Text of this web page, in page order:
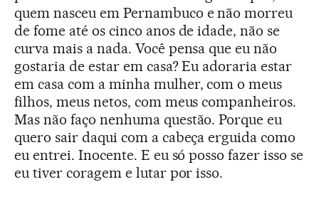
quem nasceu em Pernambuco e não morreu
de fome até os cinco anos de idade, não se
curva mais a nada. Você pensa que eu não
gostaria de estar em casa? Eu adoraria estar
em casa com a minha mulher, com o meus
filhos, meus netos, com meus companheiros.
Mas não faço nenhuma questão. Porque eu
quero sair daqui com a cabeça erguida como
eu entrei. Inocente. E eu só posso fazer isso se
eu tiver coragem e lutar por isso.